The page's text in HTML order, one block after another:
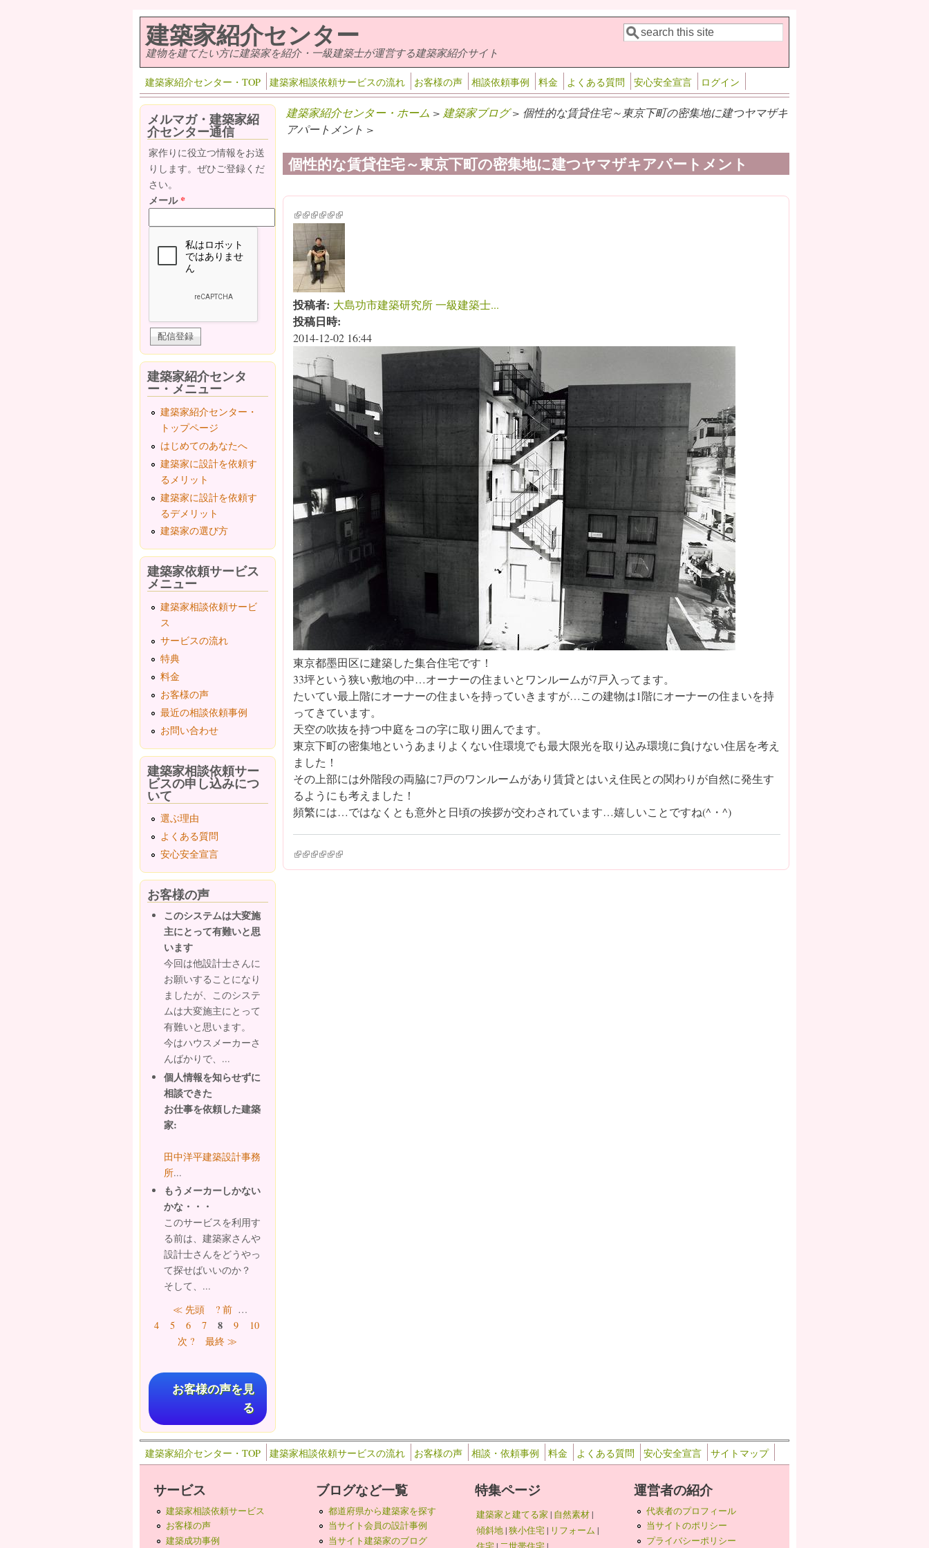
建築家紹介センター
建物を建てたい方に建築家を紹介・一級建築士が運営する建築家紹介サイト 検索フォーム
検索
建築家紹介センター・TOP 建築家相談依頼サービスの流れ お客様の声 相談依頼事例 料金 よくある質問 安心安全宣言 ログイン
建築家紹介センター・ホーム > 建築家ブログ> 個性的な賃貸住宅～東京下町の密集地に建つヤマザキ
アパートメント >
個性的な賃貸住宅～東京下町の密集地に建つヤマザキアパートメント
(link is external)
(link is external)
(link is external)
(link is external)
(link is external)
(link is external)
投稿者: 大島功市建築研究所 一級建築士...
投稿日時:
2014-12-02 16:44
東京都墨田区に建築した集合住宅です！
33坪という狭い敷地の中…オーナーの住まいとワンルームが7戸入ってます。
たいてい最上階にオーナーの住まいを持っていきますが…この建物は1階にオーナーの住まいを持
ってきています。
天空の吹抜を持つ中庭をコの字に取り囲んでます。
東京下町の密集地というあまりよくない住環境でも最大限光を取り込み環境に負けない住居を考え
ました！
その上部には外階段の両脇に7戸のワンルームがあり賃貸とはいえ住民との関わりが自然に発生す
るようにも考えました！
頻繁には…ではなくとも意外と日頃の挨拶が交わされています…嬉しいことですね(^・^)
(link is external)
(link is external)
(link is external)
(link is external)
(link is external)
(link is external)
メルマガ・建築家紹
介センター通信
家作りに役立つ情報をお送
りします。ぜひご登録くだ
さい。
メール*
建築家紹介センタ
ー・メニュー
建築家紹介センター・
トップページ
はじめてのあなたへ
建築家に設計を依頼す
るメリット
建築家に設計を依頼す
るデメリット
建築家の選び方
建築家依頼サービス
メニュー
建築家相談依頼サービ
ス
サービスの流れ
特典
料金
お客様の声
最近の相談依頼事例
お問い合わせ
建築家相談依頼サー
ビスの申し込みにつ
いて
選ぶ理由
よくある質問
安心安全宣言
お客様の声
このシステムは大変施
主にとって有難いと思
います
今回は他設計士さんに
お願いすることになり
ましたが、このシステ
ムは大変施主にとって
有難いと思います。
今はハウスメーカーさ
んばかりで、...
個人情報を知らせずに
相談できた
お仕事を依頼した建築
家:
田中洋平建築設計事務
所...
もうメーカーしかない
かな・・・
このサービスを利用す
る前は、建築家さんや
設計士さんをどうやっ
て探せばいいのか？
そして、...
ページ≪ 先頭 ? 前 …
4
5 6 7 8 9 10
次 ?
最終 ≫
お客様の声を見
る
建築家紹介センター・TOP 建築家相談依頼サービスの流れ お客様の声 相談・依頼事例 料金 よくある質問 安心安全宣言 サイトマップ
サービス
建築家相談依頼サービス
お客様の声
建築成功事例
ブログなど一覧
都道府県から建築家を探す
当サイト会員の設計事例
当サイト建築家のブログ
特集ページ
建築家と建てる家 | 自然素材|
傾斜地|狭小住宅| リフォーム |
運営者の紹介
代表者のプロフィール
当サイトのポリシー
プライバシーポリシー